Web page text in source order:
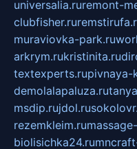
universalia.ruremont-
clubfisher.ru
muraviovka-park.ru
arkrym.rukristinita.ru
textexperts.rupivnaya-
demolalapaluza.ru
msdip.rujdol.ru
rezemkleim.ru
biolisichka24.ru